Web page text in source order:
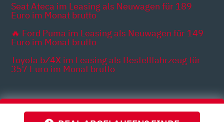
Seat Ateca im Leasing als Neuwagen für 189
Euro im Monat brutto
🔥 Ford Puma im Leasing als Neuwagen für 149
Euro im Monat brutto
Toyota bZ4X im Leasing als Bestellfahrzeug für
357 Euro im Monat brutto